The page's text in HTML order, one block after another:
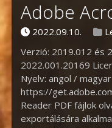
Adobe
Posted on
2022.09.10.
Verzió: 2019.012 és
2022.001.20169
Nyelv: angol /
https://
Reader PDF fájlok
exportálására